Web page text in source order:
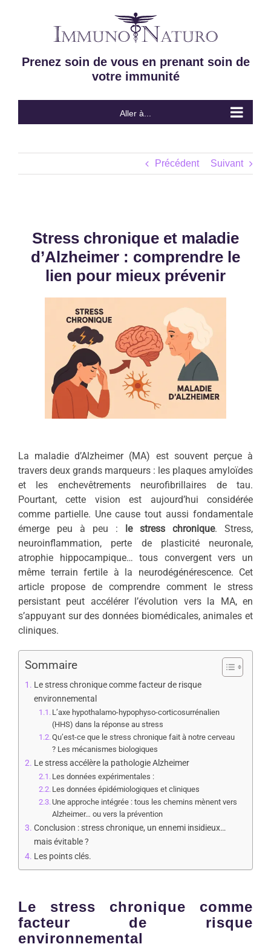
Prenez soin de vous en prenant soin de
votre immunité
Aller à...
Précédent Suivant
Stress chronique et maladie
d’Alzheimer : comprendre le
lien pour mieux prévenir
La maladie d’Alzheimer (MA) est souvent perçue à
travers deux grands marqueurs : les plaques amyloïdes
et les enchevêtrements neurofibrillaires de tau.
Pourtant, cette vision est aujourd’hui considérée
comme partielle. Une cause tout aussi fondamentale
émerge peu à peu : le stress chronique. Stress,
neuroinflammation, perte de plasticité neuronale,
atrophie hippocampique… tous convergent vers un
même terrain fertile à la neurodégénérescence. Cet
article propose de comprendre comment le stress
persistant peut accélérer l’évolution vers la MA, en
s’appuyant sur des données biomédicales, animales et
cliniques.
Sommaire
Le stress chronique comme facteur de risque
environnemental
L’axe hypothalamo-hypophyso-corticosurrénalien
(HHS) dans la réponse au stress
Qu’est-ce que le stress chronique fait à notre cerveau
? Les mécanismes biologiques
Le stress accélère la pathologie Alzheimer
Les données expérimentales :
Les données épidémiologiques et cliniques
Une approche intégrée : tous les chemins mènent vers
Alzheimer… ou vers la prévention
Conclusion : stress chronique, un ennemi insidieux…
mais évitable ?
Les points clés.
Le stress chronique comme
facteur de risque
environnemental